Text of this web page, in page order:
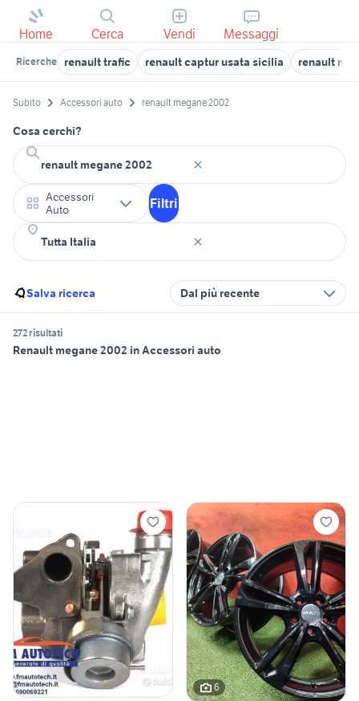
Home Cerca Vendi Messaggi
Ricerche renault trafic renault captur usata sicilia renault
Subito Accessori auto renault megane 2002
Cosa cerchi?
Accessori
Auto
Filtri
Salva ricerca Dal più recente
272 risultati
Renault megane 2002 in Accessori auto
6